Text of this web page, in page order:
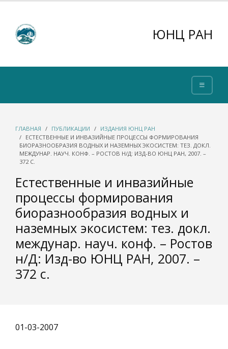
ЮНЦ РАН
ГЛАВНАЯ ПУБЛИКАЦИИ
ИЗДАНИЯ ЮНЦ РАН
ЕСТЕСТВЕННЫЕ И ИНВАЗИЙНЫЕ ПРОЦЕССЫ ФОРМИРОВАНИЯ
БИОРАЗНООБРАЗИЯ ВОДНЫХ И НАЗЕМНЫХ ЭКОСИСТЕМ: ТЕЗ. ДОКЛ.
МЕЖДУНАР. НАУЧ. КОНФ. – РОСТОВ Н/Д: ИЗД-ВО ЮНЦ РАН, 2007. –
372 С.
Естественные и инвазийные
процессы формирования
биоразнообразия водных и
наземных экосистем: тез. докл.
междунар. науч. конф. – Ростов
н/Д: Изд-во ЮНЦ РАН, 2007. –
372 с.
01-03-2007